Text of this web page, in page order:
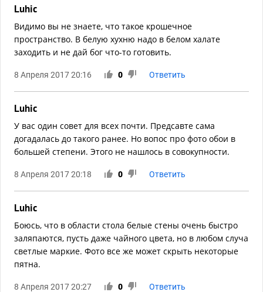
Luhic
Видимо вы не знаете, что такое крошечное
пространство. В белую хухню надо в белом халате
заходить и не дай бог что-то готовить.
8 Апреля 2017 20:16 0 Ответить
Luhic
У вас один совет для всех почти. Предсавте сама
догадалась до такого ранее. Но вопос про фото обои в
большей степени. Этого не нашлось в совокупности.
8 Апреля 2017 20:18 0 Ответить
Luhic
Боюсь, что в области стола белые стены очень быстро
заляпаются, пусть даже чайного цвета, но в любом случа
светлые маркие. Фото все же может скрыть некоторые
пятна.
8 Апреля 2017 20:27 0 Ответить